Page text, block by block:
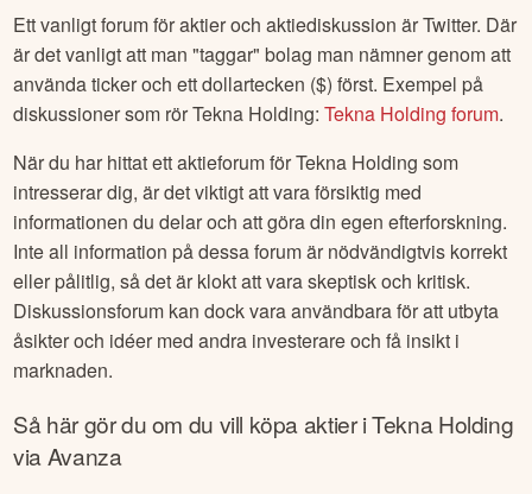
Ett vanligt forum för aktier och aktiediskussion är Twitter. Där
är det vanligt att man "taggar" bolag man nämner genom att
använda ticker och ett dollartecken ($) först. Exempel på
diskussioner som rörTekna Holding:Tekna Holding forum.
När du har hittat ett aktieforum förTekna Holding som
intresserar dig, är det viktigt att vara försiktig med
informationen du delar och att göra din egen efterforskning.
Inte all information på dessa forum är nödvändigtvis korrekt
eller pålitlig, så det är klokt att vara skeptisk och kritisk.
Diskussionsforum kan dock vara användbara för att utbyta
åsikter och idéer med andra investerare och få insikt i
marknaden.
Så här gör du om du vill köpa aktier iTekna Holding
via Avanza